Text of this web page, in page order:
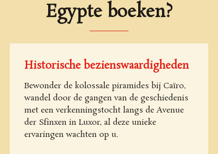
Egypte boeken?
Historische bezienswaardigheden
Bewonder de kolossale piramides bij Caïro,
wandel door de gangen van de geschiedenis
met een verkenningstocht langs de Avenue
der Sfinxen in Luxor, al deze unieke
ervaringen wachten op u.